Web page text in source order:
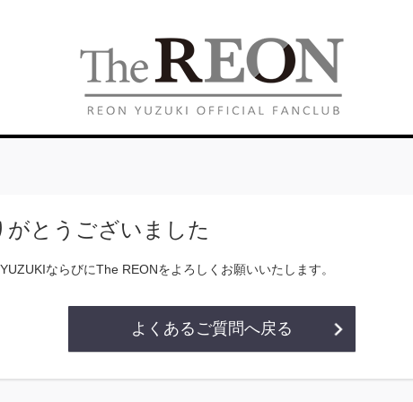
がとうございました
ならびにThe REONをよろしくお願いいたします。
よくあるご質問へ戻る